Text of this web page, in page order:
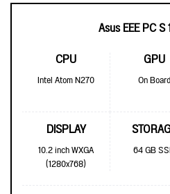
Asus EEE PC
CPU
Intel Atom N270
GPU
On Board
DISPLAY
10.2 inch WXGA
(1280x768)
64 GB